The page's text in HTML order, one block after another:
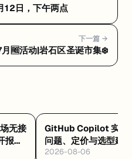
12日，下午两点
下一篇 →
🆓活动|岩石区圣诞市集❄️
无接
报
GitHub Copilot 实战
问题、定价与选型建议
2026-08-06